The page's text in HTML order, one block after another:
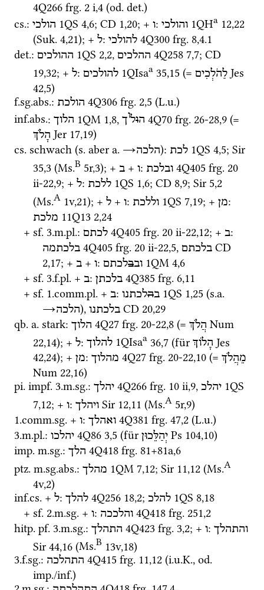
4Q266 frg. 2 i,4 (od. det.)
cs.: הולכי 1QS 4,6; CD 1,20; + ו: והולכי 1QHa 12,22
(Suk. 4,21); + ל: להולכי 4Q300 frg. 8,4.1
det.: ההולכים 1QS 2,2, ההלכים 4Q258 7,7; CD
19,32; + ל: להולכים 1QIsaa 35,15 (= לַהֹלְכִים Jes
42,5)
f.sg.abs.: הולכת 4Q306 frg. 2,5 (L.u.)
inf.abs.: הלוך 1QM 1,8, הולוך 4Q70 frg. 26-28,9
הָלֹךְ Jer 17,19)
cs. schwach (s. aber a. →הלכה): לכת 1QS 4,5; Sir
35,3 (Ms.B 5r,3); + ב + ו: ובלכת 4Q405 frg. 20
ii-22,9; + ל: ללכת 1QS 1,6; CD 8,9; Sir 5,2
(Ms.A 1v,21); + ל + ו: וללכת 1QS 7,19; + מן
מלכת 11Q13 2,24
+ sf. 3.m.pl.: לכתם 4Q405 frg. 20 ii-22,12; + ב
בלכתמה 4Q405 frg. 20 ii-22,5, בלכתם CD
2,17; + ב + ו: ובבלכתם 1QM 4,6
+ sf. 3.f.pl. + ב: בלכתן 4Q385 frg. 6,11
+ sf. 1.comm.pl. + ב: בהלכתנו 1QS 1,25 (s.a.
→הלכה), בלכתנו CD 20,29
qb. a. stark: הלוך 4Q27 frg. 20-22,8 (= הֲלֹךְ Num
22,14); + ל: להלוך 1QIsaa 36,7 (für הָלוֹךְ Jes
42,24); + מן: מהלוך 4Q27 frg. 20-22,10 (= מֵהֲלֹךְ
Num 22,16)
pi. impf. 3.m.sg.: יהלך 4Q266 frg. 10 ii,9, יהלכ 1QS
7,12; + ו: ויהלך Sir 12,11 (Ms.A 5r,9)
1.comm.sg. + ו: ואהלך 4Q381 frg. 47,2 (L.u.)
3.m.pl.: יהלכו 4Q86 3,5 (für יְהַלֵּכוּן Ps 104,10)
imp. m.sg.: הלך 4Q418 frg. 81+81a,6
ptz. m.sg.abs.: מהלך 1QM 7,12; Sir 11,12 (Ms.A
4v,2)
inf.cs. + ל: להלך 4Q256 18,2; להלכ 1QS 8,18
+ sf. 2.m.sg. + ו: והלככה 4Q418 frg. 251,2
hitp. pf. 3.m.sg.: התהלך 4Q423 frg. 3,2; + ו: והתהלך
Sir 44,16 (Ms.B 13v,18)
3.f.sg.: התהלכה 4Q415 frg. 11,12 (i.u.K., od.
imp./inf.)